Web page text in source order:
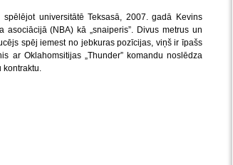
universitātē Teksasā, 2007. gadā Kevins
asociācijā (NBA) kā „snaiperis”. Divus metrus un
spēj iemest no jebkuras pozīcijas, viņš ir īpašs
ar Oklahomsitijas „Thunder” komandu noslēdza
kontraktu.